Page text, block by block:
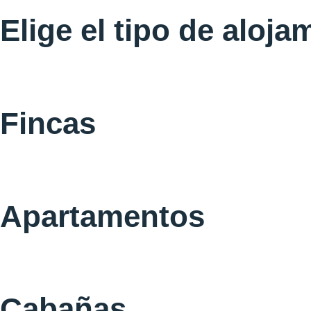
Elige el tipo de
Fincas
Apartamentos